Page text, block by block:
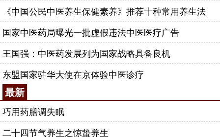
等7门省级精品课程，是全国同类院校中拥有国家级、
省级精品课程最多的临床医学院。中医学专业为教育
部第一类高等学校特色专业建设点，第五批国家理科
基础科学研究和教学人才培养基地，是广东省名牌专
业。医院拥有广东省唯一的温病教研室，中医经典教
学被确定为大学2002年以优秀通过教育部本科教学水
平评估的唯一特色项目，也是2008年学校第二次评估
特色项目的主体部分。医院在加强学科、专科建设的
基础上不断开展科学研究医疗技术研究，努力实现
医、教、研全面发展。拥有广东省教育厅“中医疑难病
《中国公民中医养生保健素养》推荐十种常用养生法
国家中医药局曝光一批虚假违法中医医疗广告
王国强：中医药发展列为国家战略具备良机
东盟国家驻华大使在京体验中医诊疗
最新
巧用药膳调失眠
二十四节气养生之惊蛰养生